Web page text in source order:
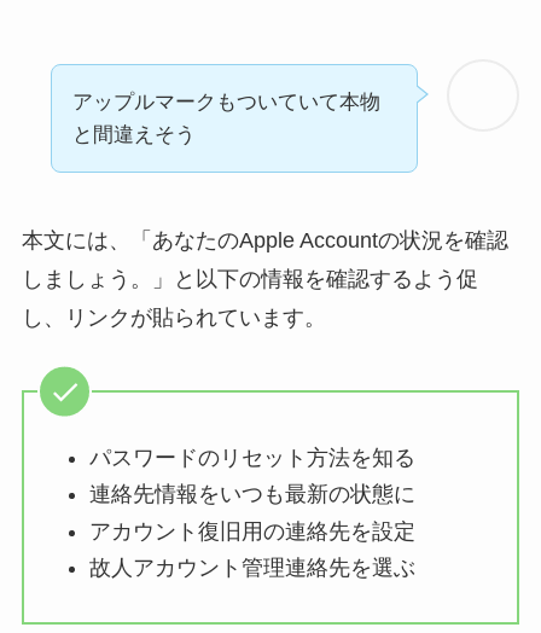
アップルマークもついていて本物
と間違えそう
本文には、「あなたのApple Accountの状況を確認
しましょう。」と以下の情報を確認するよう促
し、リンクが貼られています。
パスワードのリセット方法を知る
連絡先情報をいつも最新の状態に
アカウント復旧用の連絡先を設定
故人アカウント管理連絡先を選ぶ